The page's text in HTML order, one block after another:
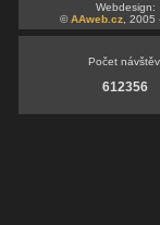
Webdesign:
©AAweb.cz, 2005
Počet
612356